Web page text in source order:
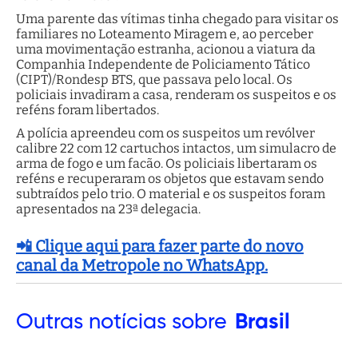
Uma parente das vítimas tinha chegado para visitar os
familiares no Loteamento Miragem e, ao perceber
uma movimentação estranha, acionou a viatura da
Companhia Independente de Policiamento Tático
(CIPT)/Rondesp BTS, que passava pelo local. Os
policiais invadiram a casa, renderam os suspeitos e os
reféns foram libertados.
A polícia apreendeu com os suspeitos um revólver
calibre 22 com 12 cartuchos intactos, um simulacro de
arma de fogo e um facão. Os policiais libertaram os
reféns e recuperaram os objetos que estavam sendo
subtraídos pelo trio. O material e os suspeitos foram
apresentados na 23ª delegacia.
📲 Clique aqui para fazer parte do novo
canal da Metropole no WhatsApp.
Outras notícias sobre Brasil